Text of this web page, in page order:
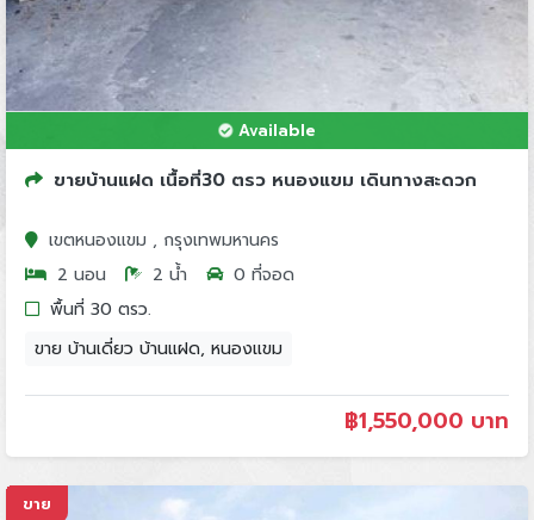
Available
ขายบ้านแฝด เนื้อที่30 ตรว หนองแขม เดินทางสะดวก
เขตหนองแขม , กรุงเทพมหานคร
2 นอน
2 น้ำ
0 ที่จอด
พื้นที่ 30 ตรว.
ขาย บ้านเดี่ยว บ้านแฝด, หนองแขม
฿1,550,000 บาท
ขาย